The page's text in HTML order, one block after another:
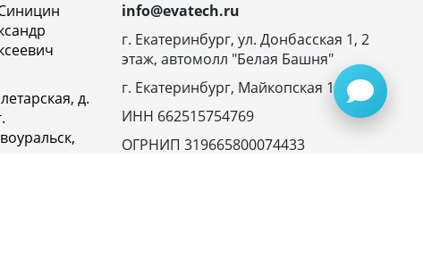
д.
info@evatech.ru
г. Екатеринбург, ул. Донбасская 1, 2
этаж, автомолл "Белая Башня"
г. Екатеринбург, Майкопская 10
ИНН 662515754769
ОГРНИП 319665800074433